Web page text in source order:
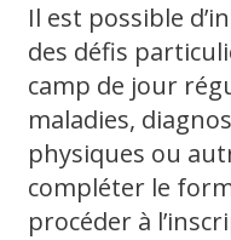
Il est possible
des défis
camp de jour
maladies,
physiques ou
compléter le
procéder à